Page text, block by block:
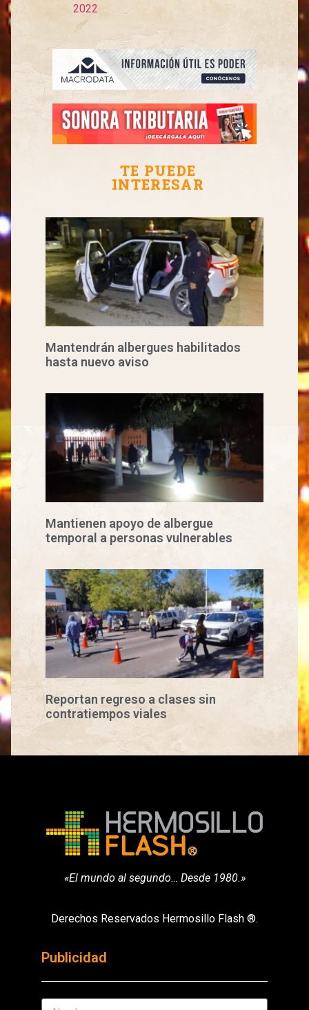
2022
TE PUEDE
INTERESAR
Mantendrán albergues habilitados
hasta nuevo aviso
Mantienen apoyo de albergue
temporal a personas vulnerables
Reportan regreso a clases sin
contratiempos viales
«El mundo al segundo… Desde 1980.»
Derechos Reservados Hermosillo Flash ®.
Publicidad